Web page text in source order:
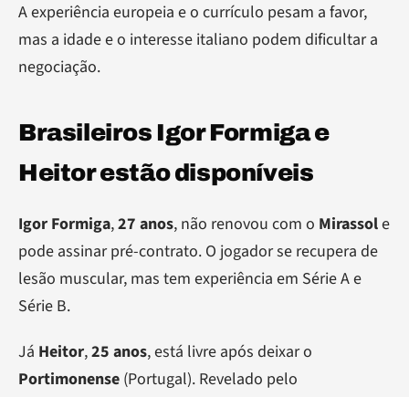
A experiência europeia e o currículo pesam a favor,
mas a idade e o interesse italiano podem dificultar a
negociação.
Brasileiros Igor Formiga e
Heitor estão disponíveis
Igor Formiga,27 anos, não renovou com o Mirassole
pode assinar pré-contrato. O jogador se recupera de
lesão muscular, mas tem experiência em Série A e
Série B.
Já Heitor,25 anos, está livre após deixar o
Portimonense (Portugal). Revelado pelo